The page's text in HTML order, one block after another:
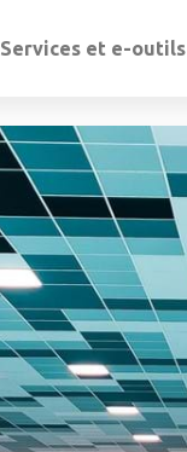
Services et e-outils